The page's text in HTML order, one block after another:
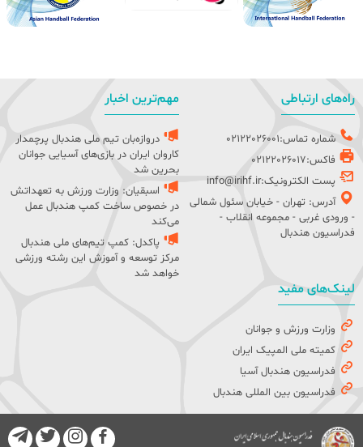
راه‌های ارتباطی
شماره تماس:02122026001
فاکس:02122026017
پست الکترونیک:info@irihf.ir
آدرس: تهران - خیابان سئول شمالی
- ورودی غربی - مجموعه انقلاب -
فدراسیون هندبال
مهم‌ترین اخبار
دروازه‌بان تیم ملی هندبال پرچمدار
کاروان ایران در بازی‌های آسیایی جوانان
بحرین شد
اسبقیان: وزارت ورزش به تعهداتش
در خصوص ساخت کمپ هندبال عمل
می‌کند
پاکدل: کمپ تیم‌های ملی هندبال
مرکز توسعه و آموزش این رشته ورزشی
خواهد شد
لینک‌های مفید
وزارت ورزش و جوانان
کمیته ملی المپیک ایران
فدراسیون هندبال آسیا
فدراسیون بین المللی هندبال